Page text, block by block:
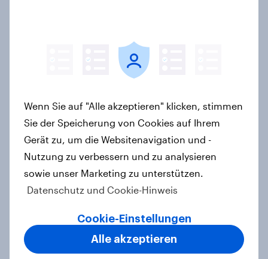
Biggest Buzz Mover im Juni 2026
Artikel
Marken im Pride-Check 2026:
Zwischen Haltung und Wirkung
Report
ein und bringt verlässliche
Befragungs- und Verhaltensdaten
direkt in KI-native Arbeitsprozesse
Wenn Sie auf "Alle akzeptieren" klicken, stimmen
Sie der Speicherung von Cookies auf Ihrem
Gerät zu, um die Websitenavigation und -
Nutzung zu verbessern und zu analysieren
sowie unser Marketing zu unterstützen.
Datenschutz und Cookie-Hinweis
Cookie-Einstellungen
Alle akzeptieren